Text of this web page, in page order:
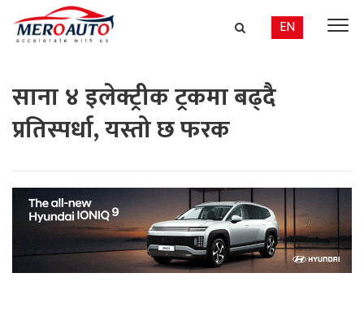
EN
साना ४ इलेक्ट्रीक ट्रकमा बढ्दै
प्रतिस्पर्धा, यस्तो छ फरक